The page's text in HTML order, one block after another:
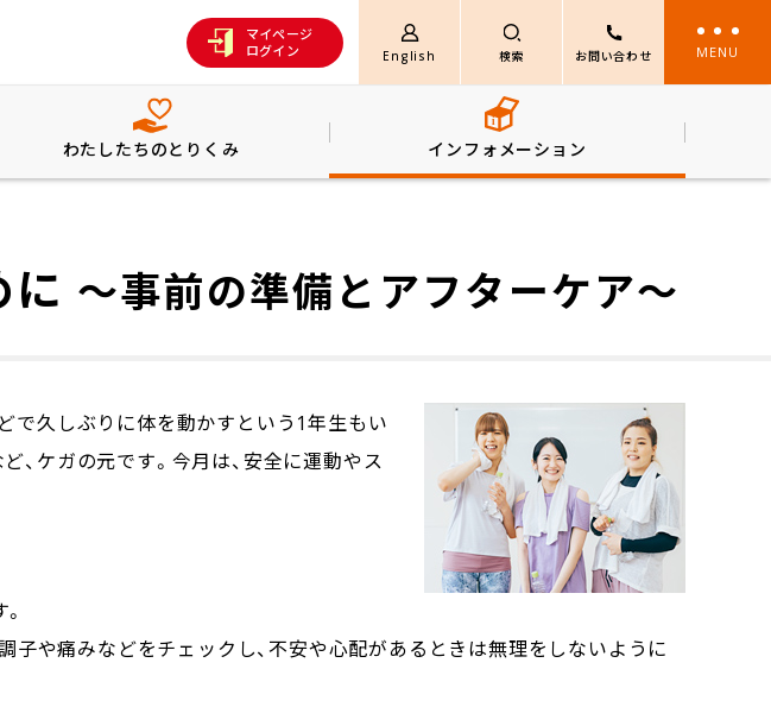
マイページ
ログイン
English 検索 お問い合わせ MENU
わたしたちのとりくみ インフォメーション
～事前の準備とアフターケア～
で久しぶりに体を動かすという1年生もい
、ケガの元です。今月は、安全に運動やス
子や痛みなどをチェックし、不安や心配があるときは無理をしないように